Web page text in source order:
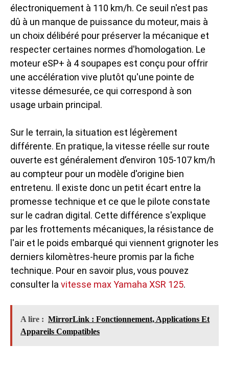
électroniquement à 110 km/h. Ce seuil n'est pas
dû à un manque de puissance du moteur, mais à
un choix délibéré pour préserver la mécanique et
respecter certaines normes d'homologation. Le
moteur eSP+ à 4 soupapes est conçu pour offrir
une accélération vive plutôt qu'une pointe de
vitesse démesurée, ce qui correspond à son
usage urbain principal.
Sur le terrain, la situation est légèrement
différente. En pratique, la vitesse réelle sur route
ouverte est généralement d’environ 105-107 km/h
au compteur pour un modèle d'origine bien
entretenu. Il existe donc un petit écart entre la
promesse technique et ce que le pilote constate
sur le cadran digital. Cette différence s'explique
par les frottements mécaniques, la résistance de
l'air et le poids embarqué qui viennent grignoter les
derniers kilomètres-heure promis par la fiche
technique. Pour en savoir plus, vous pouvez
consulter la vitesse max Yamaha XSR 125.
A lire : MirrorLink : Fonctionnement, Applications Et
Appareils Compatibles